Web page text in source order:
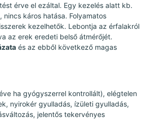
érve el ezáltal. Egy kezelés alatt kb.
káros hatása. Folyamatos
kezelhetők. Lebontja az érfalakról
az erek eredeti belső átmérőjét.
és az ebből következő magas
ha gyógyszerrel kontrollált), elégtelen
nyirokér gyulladás, ízületi gyulladás,
jelentős tekervényes